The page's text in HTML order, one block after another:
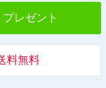
レゼント
料無料